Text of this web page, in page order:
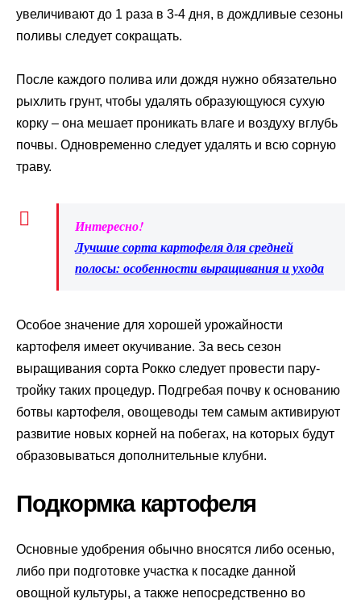
увеличивают до 1 раза в 3-4 дня, в дождливые сезоны
поливы следует сокращать.
После каждого полива или дождя нужно обязательно
рыхлить грунт, чтобы удалять образующуюся сухую
корку – она мешает проникать влаге и воздуху вглубь
почвы. Одновременно следует удалять и всю сорную
траву.
Интересно!
Лучшие сорта картофеля для средней
полосы: особенности выращивания и ухода
Особое значение для хорошей урожайности
картофеля имеет окучивание. За весь сезон
выращивания сорта Рокко следует провести пару-
тройку таких процедур. Подгребая почву к основанию
ботвы картофеля, овощеводы тем самым активируют
развитие новых корней на побегах, на которых будут
образовываться дополнительные клубни.
Подкормка картофеля
Основные удобрения обычно вносятся либо осенью,
либо при подготовке участка к посадке данной
овощной культуры, а также непосредственно во